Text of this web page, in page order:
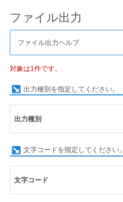
ファイル出力
ファイル出力ヘルプ
対象は1件です。
出力種別を指定してください。
出力種別
文字コードを指定してください。
文字コード